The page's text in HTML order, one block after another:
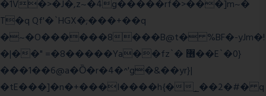
�1V�>�J�,z~�4g�����rf�>���]m~�
T�q Qf'�`HGX�;���+��q
�~�O������8���B@t� %BF�-yJm�!
�|��" =�8�����Ya��fz`� ޶��E`�0}
���1��6@a�Ȍ�r�4�^'g�&��yr}|
�tE���]�n�+���I����h{�_̣��2�#� q